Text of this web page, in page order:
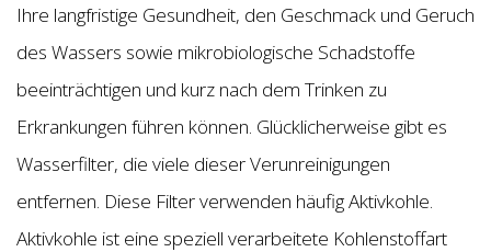
Ihre langfristige Gesundheit, den Geschmack und Geruch
des Wassers sowie mikrobiologische Schadstoffe
beeinträchtigen und kurz nach dem Trinken zu
Erkrankungen führen können. Glücklicherweise gibt es
Wasserfilter, die viele dieser Verunreinigungen
entfernen. Diese Filter verwenden häufig Aktivkohle.
Aktivkohle ist eine speziell verarbeitete Kohlenstoffart